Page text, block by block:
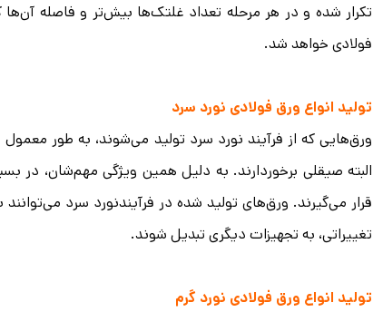
تکرار شده و در هر مرحله تعداد غلتک‌ها بیش‌تر و فاصله
فولادی خواهد شد.
تولید انواع ورق‌ فولادی نورد سرد
ورق‌هایی که از فرآیند نورد سرد تولید می‌شوند، به طور
البته صیقلی برخوردارند. به دلیل همین ویژگی مهم‌شان، در
قرار می‌گیرند. ورق‌های تولید شده در فرآیندنورد سرد
تغییراتی، به تجهیزات دیگری تبدیل شوند.
تولید انواع ورق‌ فولادی نورد گرم